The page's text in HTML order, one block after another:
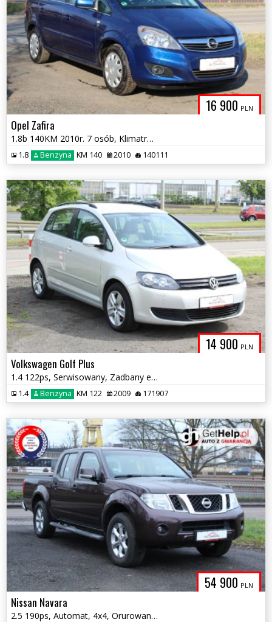
16 900 PLN
Opel Zafira
1.8b 140KM 2010r. 7 osób, Klimatronik
1.8 Benzyna KM 140 2010 140111
14 900 PLN
Volkswagen Golf Plus
1.4 122ps, Serwisowany, Zadbany egzemplarz
1.4 Benzyna KM 122 2009 171907
54 900 PLN
Nissan Navara
2.5 190ps, Automat, 4x4, Orurowana, Serwisowana